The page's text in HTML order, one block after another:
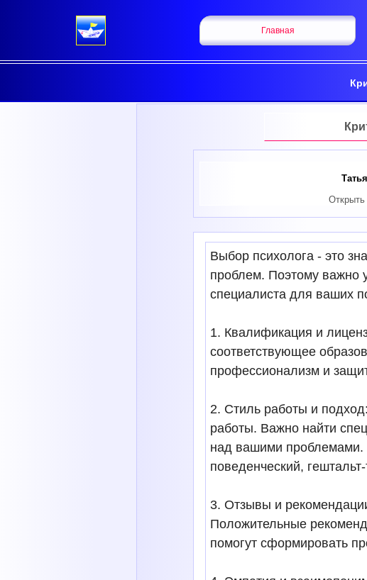
Главная
Выбор психолога - это
проблем. Поэтому важно
специалиста для ваших
1. Квалификация и
соответствующее
профессионализм и
2. Стиль работы и
работы. Важно найти
над вашими проблемами.
поведенческий,
3. Отзывы и
Положительные
помогут сформировать